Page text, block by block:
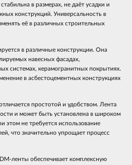
в размерах, не даёт усадки и
конструкций. Универсальность в
её в различных строительных
в различные конструкции. Она
навесных фасадах,
системах, керамогранитных покрытиях.
в асбестоцементных конструкциях
простотой и удобством. Лента
и может быть установлена в широком
этом не требуется использование
что значительно упрощает процесс
ленты обеспечивает комплексную